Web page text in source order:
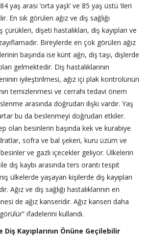
yaş arası ‘orta yaşlı’ ve 85 yaş üstü ‘ileri
En sık görülen ağız ve diş sağlığı
çürükleri, dişeti hastalıkları, diş kayıpları ve
Bireylerde en çok görülen ağız
başında ise künt ağrı, diş taşı, dişlerde
gelmektedir. Diş hastalıklarının
iyileştirilmesi, ağız içi plak kontrolünün
temizlenmesi ve cerrahi tedavi önem
arasında doğrudan ilişki vardır. Yaş
bu da beslenmeyi doğrudan etkiler.
olan besinlerin başında kek ve kurabiye
sofra ve bal şekeri, kuru üzüm ve
ve gazlı içecekler geliyor. Ülkelerin
diş kaybı arasında ters orantı tespit
ülkelerde yaşayan kişilerde diş kayıpları
Ağız ve diş sağlığı hastalıklarının en
de ağız kanseridir. Ağız kanseri daha
ifadelerini kullandı.
Diş Kayıplarının Önüne Geçilebilir